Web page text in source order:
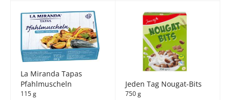
La Miranda Tapas
Pfahlmuscheln
115 g
Jeden Tag Nougat-Bits
750 g